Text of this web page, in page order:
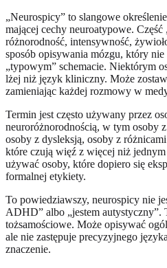
„Neurospicy” to slangowe
mającej cechy neuroatypowe.
różnorodność, intensywność,
sposób opisywania mózgu, który
„typowym” schemacie. Niektórym
lżej niż język kliniczny. Może
zamieniając każdej rozmowy w
Termin jest często używany przez
neuroróżnorodnością, w tym osoby
osoby z dysleksją, osoby z
które czują więź z więcej niż
używać osoby, które dopiero się
formalnej etykiety.
To powiedziawszy, neurospicy nie
ADHD” albo „jestem autystyczny”.
tożsamościowe. Może opisywać
ale nie zastępuje precyzyjnego
znaczenie.